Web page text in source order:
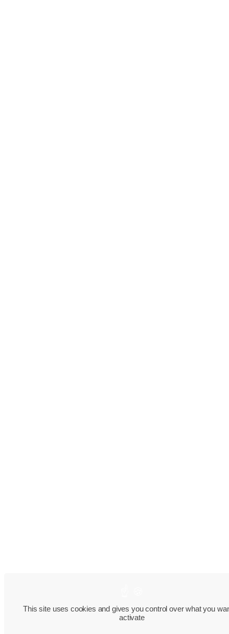
This site uses cookies and gives you control over what you
activate